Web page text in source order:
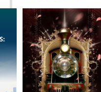
查询：
Cityline 购票通 顾客服务
cs@cityline.com.hk
AEG Promotion 查询热
info@hkaeg.com
不准站于座椅上。
严禁携带及发放烟花
不准携带及使用任何
升机、无人驾驶飞机)
演出可能会有强光、